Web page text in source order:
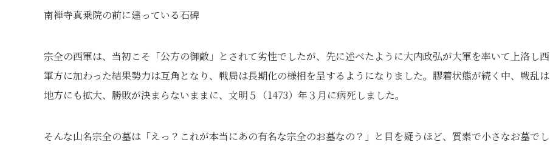
南禅寺真乗院の前に建っている石碑
宗全の西軍は、当初こそ「公方の御敵」とされて劣性でしたが、先に述べたように大内政弘が大軍を率いて上洛し西
軍方に加わった結果勢力は互角となり、戦局は長期化の様相を呈するようになりました。膠着状態が続く中、戦乱は
地方にも拡大、勝敗が決まらないままに、文明５（1473）年３月に病死しました。
そんな山名宗全の墓は「えっ？これが本当にあの有名な宗全のお墓なの？」と目を疑うほど、質素で小さなお墓でし